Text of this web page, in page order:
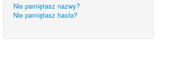
Nie pamiętasz nazwy?
Nie pamiętasz hasła?